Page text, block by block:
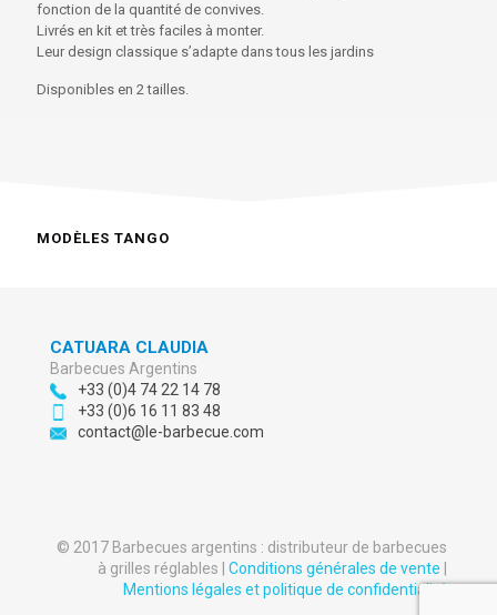
fonction de la quantité de convives.
Livrés en kit et très faciles à monter.
Leur design classique s’adapte dans tous les jardins
Disponibles en 2 tailles.
MODÈLES TANGO
CATUARA CLAUDIA
Barbecues Argentins
+33 (0)4 74 22 14 78
+33 (0)6 16 11 83 48
contact@le-barbecue.com
© 2017 Barbecues argentins : distributeur de barbecues
à grilles réglables | Conditions générales de vente
Mentions légales et politique de confidentialité